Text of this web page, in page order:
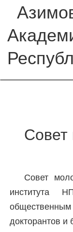
Совет
Совет
института
докторантов и